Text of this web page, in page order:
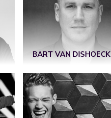
BART VAN DISHOECK